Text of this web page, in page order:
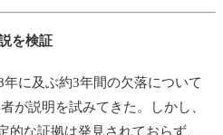
を検証
年に及ぶ約3年間の欠落について
が説明を試みてきた。しかし、
的な証拠は発見されておらず、